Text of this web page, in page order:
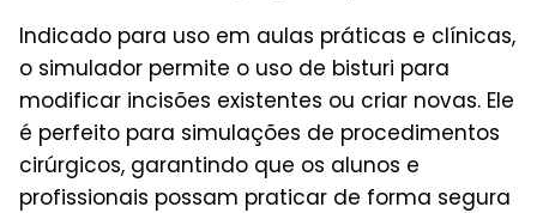
Indicado para uso em aulas práticas e clínicas,
o simulador permite o uso de bisturi para
modificar incisões existentes ou criar novas. Ele
é perfeito para simulações de procedimentos
cirúrgicos, garantindo que os alunos e
profissionais possam praticar de forma segura